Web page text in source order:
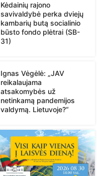
Kėdainių rajono
savivaldybė perka dviejų
kambarių butą socialinio
būsto fondo plėtrai (SB-
31)
Ignas Vėgėlė: „JAV
reikalaujama
atsakomybės už
netinkamą pandemijos
valdymą. Lietuvoje?“